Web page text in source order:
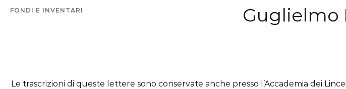
FONDI E INVENTARI
Guglielmo
Le trascrizioni di queste lettere sono conservate anche presso l’Accademia dei